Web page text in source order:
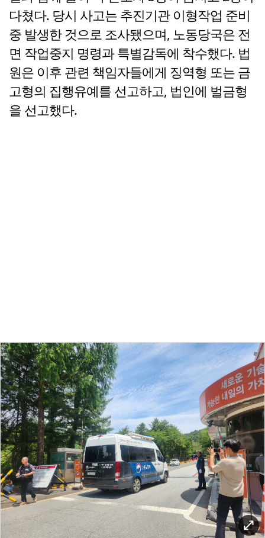
다쳤다. 당시 사고는 추진기관 이형작업 준비
중 발생한 것으로 조사됐으며, 노동당국은 전
면 작업중지 명령과 특별감독에 착수했다. 법
원은 이후 관련 책임자들에게 징역형 또는 금
고형의 집행유예를 선고하고, 법인에 벌금형
을 선고했다.